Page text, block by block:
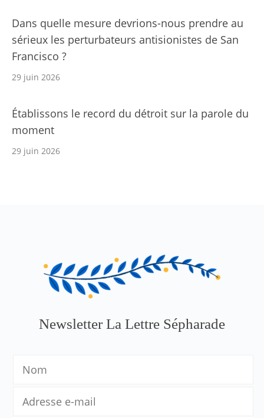
Dans quelle mesure devrions-nous prendre au
sérieux les perturbateurs antisionistes de San
Francisco ?
29 juin 2026
Établissons le record du détroit sur la parole du
moment
29 juin 2026
Newsletter La Lettre Sépharade